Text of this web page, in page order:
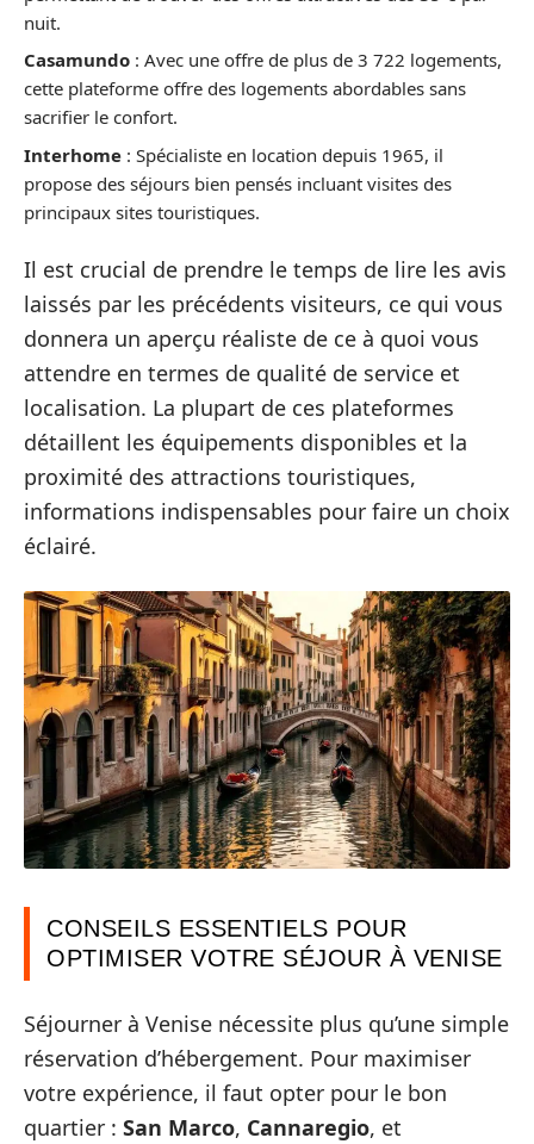
nuit.
Casamundo : Avec une offre de plus de 3 722 logements,
cette plateforme offre des logements abordables sans
sacrifier le confort.
Interhome : Spécialiste en location depuis 1965, il
propose des séjours bien pensés incluant visites des
principaux sites touristiques.
Il est crucial de prendre le temps de lire les avis
laissés par les précédents visiteurs, ce qui vous
donnera un aperçu réaliste de ce à quoi vous
attendre en termes de qualité de service et
localisation. La plupart de ces plateformes
détaillent les équipements disponibles et la
proximité des attractions touristiques,
informations indispensables pour faire un choix
éclairé.
CONSEILS ESSENTIELS POUR
OPTIMISER VOTRE SÉJOUR À VENISE
Séjourner à Venise nécessite plus qu’une simple
réservation d’hébergement. Pour maximiser
votre expérience, il faut opter pour le bon
quartier : San Marco, Cannaregio, et